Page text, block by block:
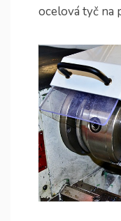
ocelová tyč na